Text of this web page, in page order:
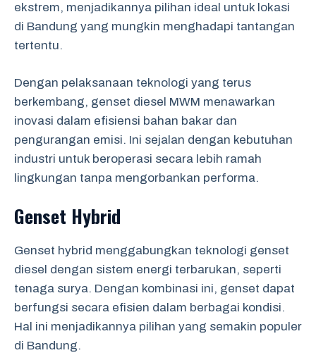
ekstrem, menjadikannya pilihan ideal untuk lokasi
di Bandung yang mungkin menghadapi tantangan
tertentu.
Dengan pelaksanaan teknologi yang terus
berkembang, genset diesel MWM menawarkan
inovasi dalam efisiensi bahan bakar dan
pengurangan emisi. Ini sejalan dengan kebutuhan
industri untuk beroperasi secara lebih ramah
lingkungan tanpa mengorbankan performa.
Genset Hybrid
Genset hybrid menggabungkan teknologi genset
diesel dengan sistem energi terbarukan, seperti
tenaga surya. Dengan kombinasi ini, genset dapat
berfungsi secara efisien dalam berbagai kondisi.
Hal ini menjadikannya pilihan yang semakin populer
di Bandung.